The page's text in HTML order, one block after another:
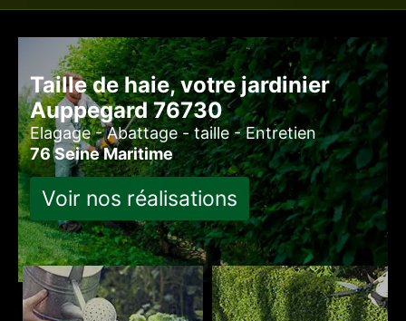
Taille de haie, votre jardinier
Auppegard 76730
Elagage - Abattage - taille - Entretien
76 Seine Maritime
Voir nos réalisations